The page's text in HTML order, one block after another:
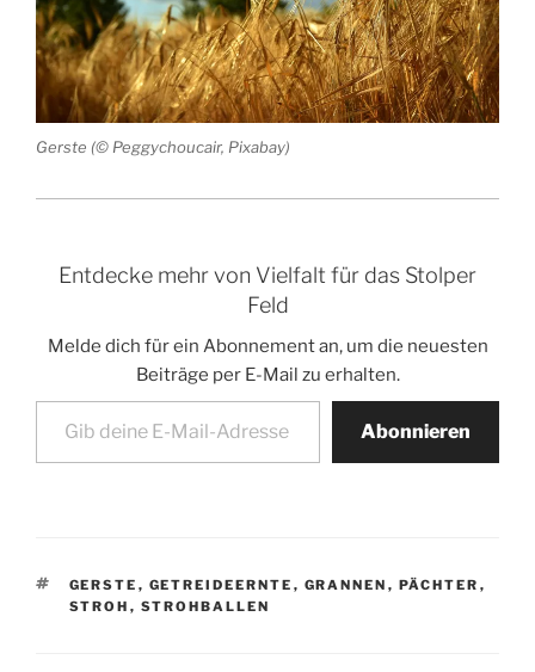
Gerste (© Peggychoucair, Pixabay)
Entdecke mehr von Vielfalt für das Stolper
Feld
Melde dich für ein Abonnement an, um die neuesten
Beiträge per E-Mail zu erhalten.
Gib deine E-Mail-Adresse ein ...
Abonnieren
SCHLAGWÖRTER
GERSTE , GETREIDEERNTE , GRANNEN , PÄCHTER ,
STROH , STROHBALLEN